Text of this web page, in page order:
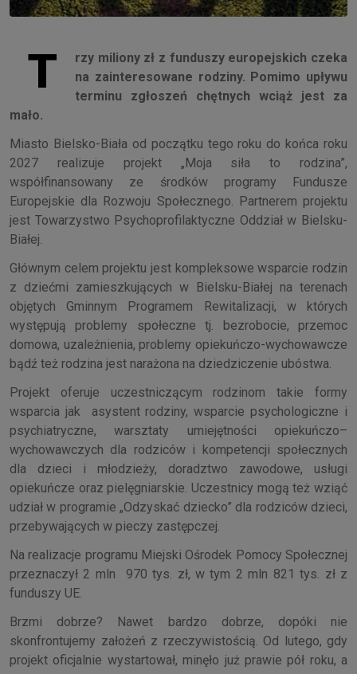
T
rzy miliony zł z funduszy europejskich czeka
na zainteresowane rodziny. Pomimo upływu
terminu zgłoszeń chętnych wciąż jest za
mało.
Miasto Bielsko-Biała od początku tego roku do końca roku
2027 realizuje projekt „Moja siła to rodzina”,
współfinansowany ze środków programy Fundusze
Europejskie dla Rozwoju Społecznego. Partnerem projektu
jest Towarzystwo Psychoprofilaktyczne Oddział w Bielsku-
Białej.
Głównym celem projektu jest kompleksowe wsparcie rodzin
z dziećmi zamieszkujących w Bielsku-Białej na terenach
objętych Gminnym Programem Rewitalizacji, w których
występują problemy społeczne tj. bezrobocie, przemoc
domowa, uzależnienia, problemy opiekuńczo-wychowawcze
bądź też rodzina jest narażona na dziedziczenie ubóstwa.
Projekt oferuje uczestniczącym rodzinom takie formy
wsparcia jak asystent rodziny, wsparcie psychologiczne i
psychiatryczne, warsztaty umiejętności opiekuńczo–
wychowawczych dla rodziców i kompetencji społecznych
dla dzieci i młodzieży, doradztwo zawodowe, usługi
opiekuńcze oraz pielęgniarskie. Uczestnicy mogą też wziąć
udział w programie „Odzyskać dziecko” dla rodziców dzieci,
przebywających w pieczy zastępczej.
Na realizacje programu Miejski Ośrodek Pomocy Społecznej
przeznaczył 2 mln 970 tys. zł, w tym 2 mln 821 tys. zł z
funduszy UE.
Brzmi dobrze? Nawet bardzo dobrze, dopóki nie
skonfrontujemy założeń z rzeczywistością. Od lutego, gdy
projekt oficjalnie wystartował, minęło już prawie pół roku, a